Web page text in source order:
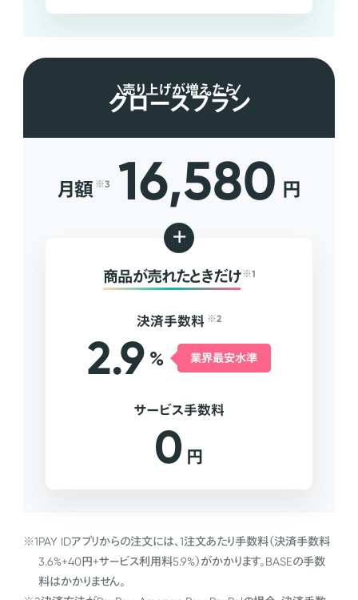
売り上げが増えたら
グロースプラン
月額 ※3 16,580 円
+
商品が売れたときだけ ※1
決済手数料 ※2
2.9 % 業界最安水準
サービス手数料
0 円
※1PAY IDアプリからの注文には、1注文あたり手数料（決済手数料
3.6%+40円+サービス利用料5.9%）がかかります。BASEの手数
料はかかりません。